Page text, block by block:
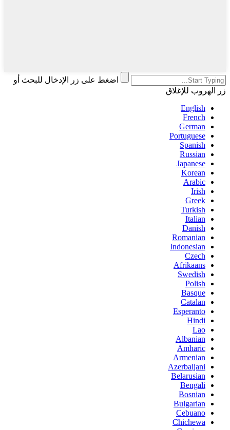
اضغط على زر الإدخال للبحث أو
زر الهروب للإغلاق
English
French
German
Portuguese
Spanish
Russian
Japanese
Korean
Arabic
Irish
Greek
Turkish
Italian
Danish
Romanian
Indonesian
Czech
Afrikaans
Swedish
Polish
Basque
Catalan
Esperanto
Hindi
Lao
Albanian
Amharic
Armenian
Azerbaijani
Belarusian
Bengali
Bosnian
Bulgarian
Cebuano
Chichewa